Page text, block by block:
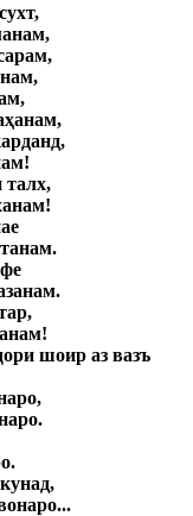
талх,
шоир аз вазъ